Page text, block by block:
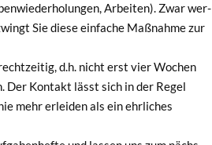
Arbei­ten). Zwar wer­
Sie die­se ein­fa­che Maß­nah­me zur
d.h. nicht erst vier Wochen
Der Kon­takt lässt sich in der Regel
mehr erlei­den als ein ehr­li­ches